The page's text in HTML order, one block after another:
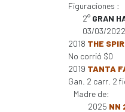
Figuraciones :
2° GRAN
03/03/
2018 THE
No corrió $0
2019 TANTA
Gan. 2 carr. 2
Madre de:
2025 NN